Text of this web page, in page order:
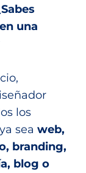
una
los
sea web,
branding,
blog o